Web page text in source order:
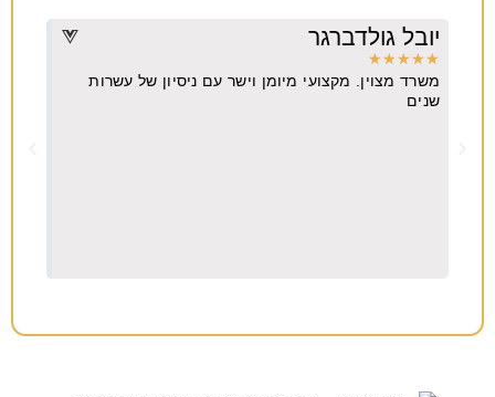
יובל גולדברגר
★
★
★
★
★
משרד מצוין. מקצועי מיומן וישר עם ניסיון של עשרות
שנים